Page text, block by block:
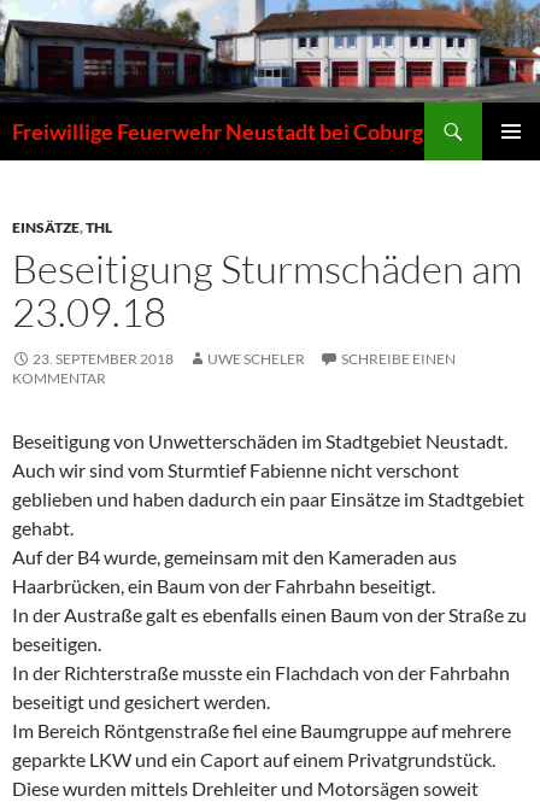
Zum
Inhalt
springen
Freiwillige Feuerwehr Neustadt bei Coburg
EINSÄTZE,THL
Beseitigung Sturmschäden am
23.09.18
23. SEPTEMBER 2018 UWE SCHELER
SCHREIBE EINEN
KOMMENTAR
Beseitigung von Unwetterschäden im Stadtgebiet Neustadt.
Auch wir sind vom Sturmtief Fabienne nicht verschont
geblieben und haben dadurch ein paar Einsätze im Stadtgebiet
gehabt.
Auf der B4 wurde, gemeinsam mit den Kameraden aus
Haarbrücken, ein Baum von der Fahrbahn beseitigt.
In der Austraße galt es ebenfalls einen Baum von der Straße zu
beseitigen.
In der Richterstraße musste ein Flachdach von der Fahrbahn
beseitigt und gesichert werden.
Im Bereich Röntgenstraße fiel eine Baumgruppe auf mehrere
geparkte LKW und ein Caport auf einem Privatgrundstück.
Diese wurden mittels Drehleiter und Motorsägen soweit